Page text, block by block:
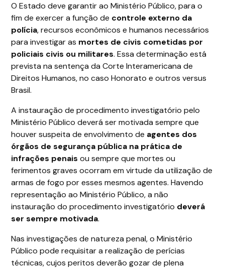
O Estado deve garantir ao Ministério Público, para o
fim de exercer a função de controle externo da
polícia, recursos econômicos e humanos necessários
para investigar as mortes de civis cometidas por
policiais civis ou militares. Essa determinação está
prevista na sentença da Corte Interamericana de
Direitos Humanos, no caso Honorato e outros versus
Brasil.
A instauração de procedimento investigatório pelo
Ministério Público deverá ser motivada sempre que
houver suspeita de envolvimento de agentes dos
órgãos de segurança pública na prática de
infrações penais ou sempre que mortes ou
ferimentos graves ocorram em virtude da utilização de
armas de fogo por esses mesmos agentes. Havendo
representação ao Ministério Público, a não
instauração do procedimento investigatório deverá
ser sempre motivada.
Nas investigações de natureza penal, o Ministério
Público pode requisitar a realização de perícias
técnicas, cujos peritos deverão gozar de plena